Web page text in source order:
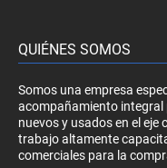
QUIÉNES SOMOS
Somos una empresa
acompañamiento integral
nuevos y usados en el
trabajo altamente
comerciales para la